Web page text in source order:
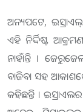
ଅନ୍ୟପଟେ, ଇସ୍ରାଏଲ୍
ଏହି ନିର୍ଦ୍ଦିଷ୍ଟ
ନାହାଁନ୍ତି ।
ବାଜିବା ସହ
କହିଛନ୍ତି ।